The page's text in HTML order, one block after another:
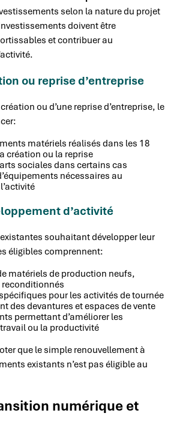
selon la nature du projet
doivent être
et contribuer au
ou reprise d’entreprise
ou d’une reprise d’entreprise, le
matériels réalisés dans les 18
création ou la reprise
sociales dans certains cas
nécessaires au
d’activité
souhaitant développer leur
éligibles comprennent:
matériels de production neufs,
reconditionnés
pour les activités de tournée
des devantures et espaces de vente
permettant d’améliorer les
ou la productivité
que le simple renouvellement à
existants n’est pas éligible au
numérique et